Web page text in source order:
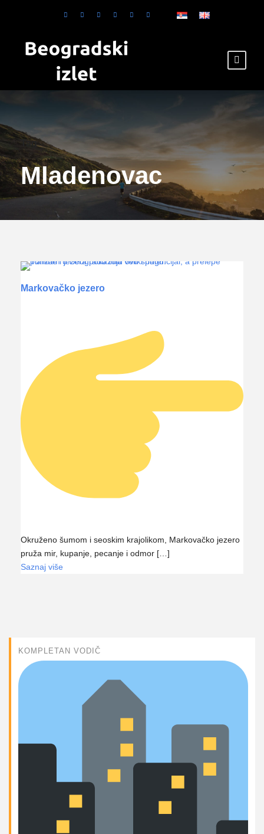
Tag
Mladenovac
Markovačko jezero
Okruženo šumom i seoskim krajolikom, Markovačko jezero
pruža mir, kupanje, pecanje i odmor […]
Saznaj više
KOMPLETAN VODIČ